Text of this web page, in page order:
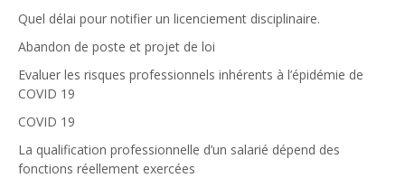
Quel délai pour notifier un licenciement disciplinaire.
Abandon de poste et projet de loi
Evaluer les risques professionnels inhérents à l’épidémie de
COVID 19
COVID 19
La qualification professionnelle d’un salarié dépend des
fonctions réellement exercées